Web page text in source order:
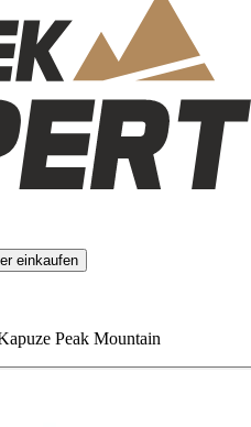
einkaufen
Peak Mountain